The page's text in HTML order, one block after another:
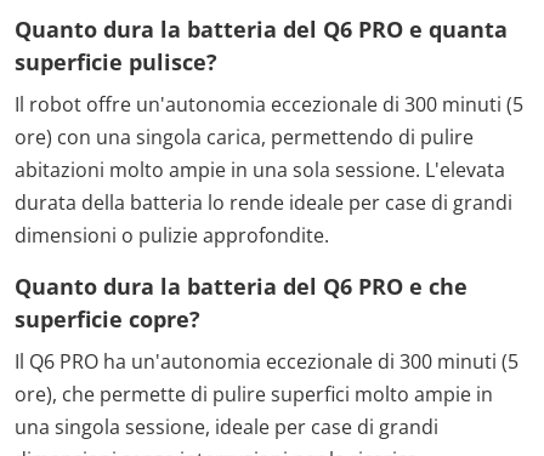
Quanto dura la batteria del Q6 PRO e quanta
superficie pulisce?
Il robot offre un'autonomia eccezionale di 300 minuti (5
ore) con una singola carica, permettendo di pulire
abitazioni molto ampie in una sola sessione. L'elevata
durata della batteria lo rende ideale per case di grandi
dimensioni o pulizie approfondite.
Quanto dura la batteria del Q6 PRO e che
superficie copre?
Il Q6 PRO ha un'autonomia eccezionale di 300 minuti (5
ore), che permette di pulire superfici molto ampie in
una singola sessione, ideale per case di grandi